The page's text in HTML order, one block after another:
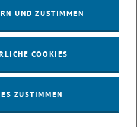
UND ZUSTIMMEN
COOKIES
ZUSTIMMEN